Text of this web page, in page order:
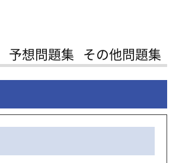
予想問題集 その他問題集